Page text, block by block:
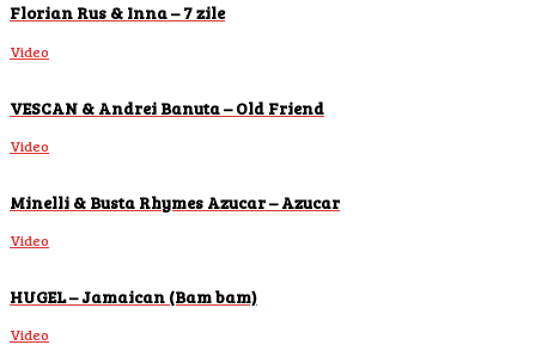
Florian Rus & Inna – 7 zile
Video
VESCAN & Andrei Banuta – Old Friend
Video
Minelli & Busta Rhymes Azucar – Azucar
Video
HUGEL – Jamaican (Bam bam)
Video